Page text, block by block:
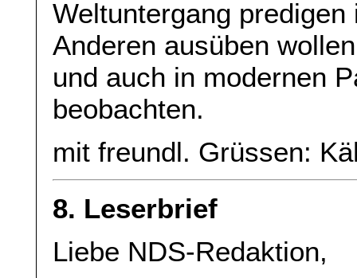
Weltuntergang
Anderen ausüben
und auch in modernen
beobachten.
mit freundl. Grüssen:
8. Leserbrief
Liebe NDS-Redaktion,